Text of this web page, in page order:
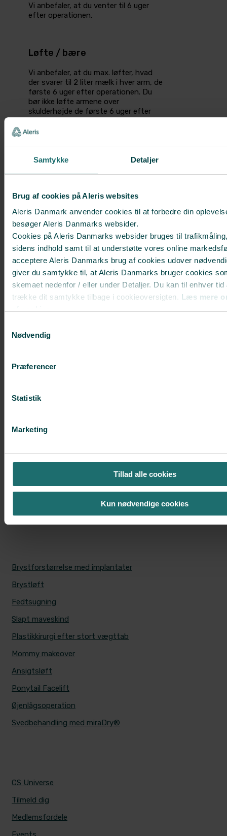
Samtykke Detaljer
Brug af cookies på Aleris websites
Aleris Danmark anvender cookies til at forbedre din
besøger Aleris Danmarks websider.
Cookies på Aleris Danmarks websider bruges til
sidens indhold samt til at understøtte vores online
acceptere Aleris Danmarks brug af cookies udover
giver du samtykke til, at Aleris Danmarks bruger cookies
skemaet nedenfor / eller under Detaljer. Du kan til enhver
trække dit samtykke tilbage i cookieoversigten. Læs mere
cookies, ikke kan vises korrekt.
Nødvendig
Præferencer
Statistik
Marketing
Tillad alle cookies
Kun nødvendige cookies
Vi anbefaler, at du venter til 6 uger
efter operationen.
Løfte / bære
Vi anbefaler, at du max. løfter, hvad
der svarer til 2 liter mælk i hver arm, de
første 6 uger efter operationen. Du
bør ikke løfte armene over
skulderhøjde de første 6 uger efter
Sovestillinger
ikke gøre ondt. Du må gerne ligge let
om på siden - støt evt. med en pude i
ryggen.
Forventninger til de første
uger efter operationen
Du kan have svært ved at
komme ind og ud af sengen de
misfarvning­ (blodudtrædning) i
Du kan opleve kløe og prikken og
Se også
På operationsdagen
Brystforstørrelse med implantater
Brystløft
Fedtsugning
Slapt maveskind
Plastikkirurgi efter stort vægttab
Mommy makeover
Ansigtsløft
Ponytail Facelift
Øjenlågsoperation
Svedbehandling med miraDry®
CS Universe
Tilmeld dig
Medlemsfordele